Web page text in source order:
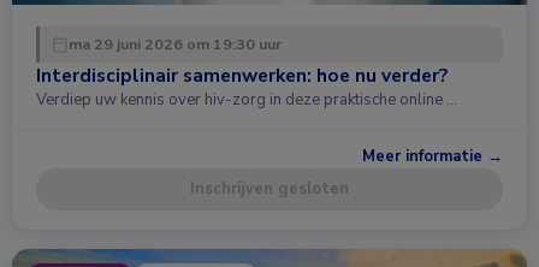
ma 29 juni 2026 om 19:30 uur
Interdisciplinair samenwerken: hoe nu verder?
Verdiep uw kennis over hiv-zorg in deze praktische online …
Meer informatie →
Inschrijven gesloten